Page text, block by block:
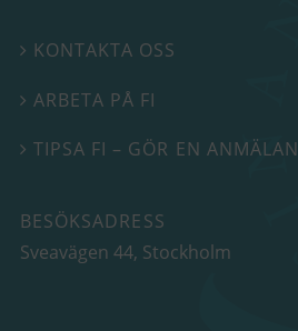
 KONTAKTA OSS
 ARBETA PÅ FI
TIPSA FI – GÖR EN ANMÄLAN
BESÖKSADRESS
Sveavägen 44, Stockholm